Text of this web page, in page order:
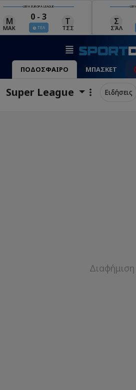
UEFA EUROPA LEAGUE
Σ
ΣΆΛ
0 - 0
ΤΕΛ
Π
ΠΆΦ
UEFA
Χ
ΧΡΆ
ΠΟΔΟΣΦΑΙΡΟ ΜΠΑΣΚΕΤ
Super League Ειδήσεις